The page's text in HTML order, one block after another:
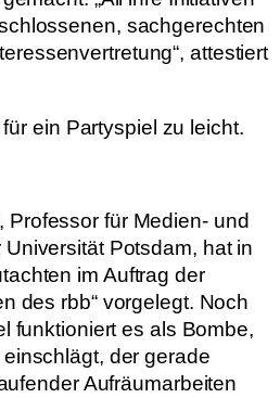
sachgerechten
attestiert
ein Partyspiel zu leicht.
für Medien- und
Potsdam, hat in
im Auftrag der
des rbb“ vorgelegt. Noch
funktioniert es als Bombe,
der gerade
Aufräumarbeiten